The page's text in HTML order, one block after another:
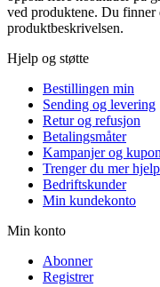
ved produktene. Du finner
produktbeskrivelsen.
Hjelp og støtte
Bestillingen min
Sending og levering
Retur og refusjon
Betalingsmåter
Kampanjer og
Trenger du mer
Bedriftskunder
Min kundekonto
Min konto
Abonner
Registrer